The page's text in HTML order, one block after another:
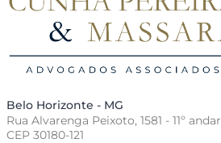
Belo Horizonte - MG
Rua Alvarenga Peixoto, 1581 - 11º andar
CEP 30180-121